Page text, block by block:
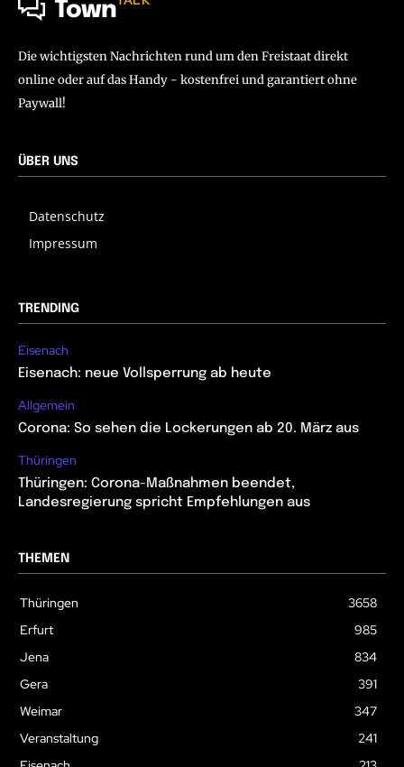
Town
Die wichtigsten Nachrichten rund um den Freistaat direkt
online oder auf das Handy - kostenfrei und garantiert ohne
Paywall!
ÜBER UNS
Datenschutz
Impressum
TRENDING
Eisenach
Eisenach: neue Vollsperrung ab heute
Allgemein
Corona: So sehen die Lockerungen ab 20. März aus
Thüringen
Thüringen: Corona-Maßnahmen beendet,
Landesregierung spricht Empfehlungen aus
THEMEN
Thüringen
3658
Erfurt
985
Jena
834
Gera
391
Weimar
347
Veranstaltung
241